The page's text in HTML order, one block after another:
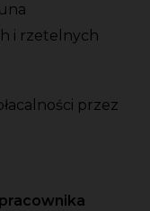
i rzetelnych
przez